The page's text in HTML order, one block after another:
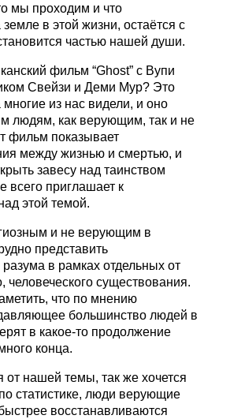
мы проходим и что
в этой жизни, остаётся с
частью нашей души.
фильм “Ghost” с Вупи
Свейзи и Деми Мур? Это
многие из нас видели, и оно
людям, как верующим, так и не
фильм показывает
между жизнью и смертью, и
завесу над таинством
всего приглашает к
этой темой.
и не верующим в
представить
в рамках отдельных от
человеческого существования.
что по мнению
большинство людей в
в какое-то продолжение
конца.
от нашей темы, так же хочется
статистике, люди верующие
восстанавливаются